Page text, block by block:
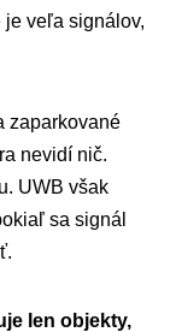
je veľa signálov,
zaparkované
nevidí nič.
UWB však
sa signál
len objekty,